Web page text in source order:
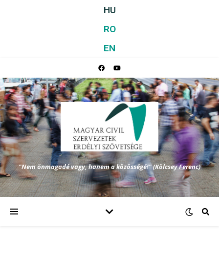
HU
RO
EN
"Nem önmagadé vagy, hanem a közösségé!" (Kölcsey Ferenc)